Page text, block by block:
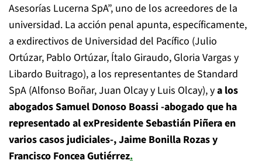
Asesorías Lucerna SpA”, uno de los acreedores de la
universidad. La acción penal apunta, específicamente,
a exdirectivos de Universidad del Pacífico (Julio
Ortúzar, Pablo Ortúzar, Ítalo Giraudo, Gloria Vargas y
Libardo Buitrago), a los representantes de Standard
SpA (Alfonso Boñar, Juan Olcay y Luis Olcay), ya los
abogados Samuel Donoso Boassi -abogado que ha
representado al exPresidente Sebastián Piñera en
varios casos judiciales-, Jaime Bonilla Rozas y
Francisco Foncea Gutiérrez.